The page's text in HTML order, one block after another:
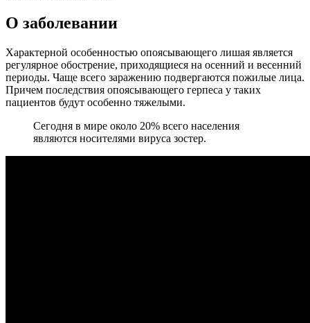
О заболевании
Характерной особенностью опоясывающего лишая является
регулярное обострение, приходящиеся на осенний и весенний
периоды. Чаще всего заражению подвергаются пожилые лица.
Причем последствия опоясывающего герпеса у таких
пациентов будут особенно тяжелыми.
Сегодня в мире около 20% всего населения
являются носителями вируса зостер.